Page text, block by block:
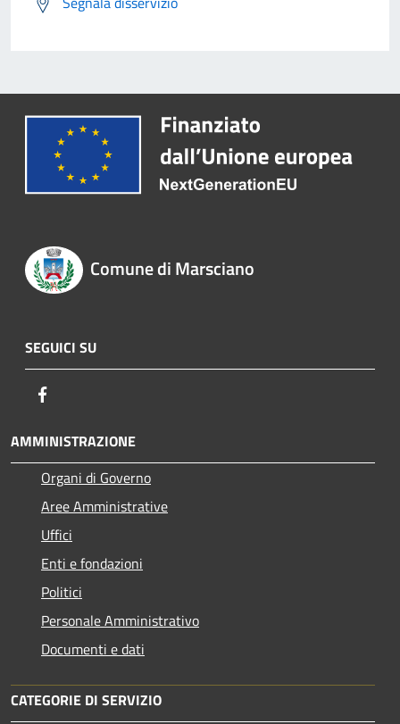
Comune di Marsciano
SEGUICI SU
AMMINISTRAZIONE
Organi di Governo
Aree Amministrative
Uffici
Enti e fondazioni
Politici
Personale Amministrativo
Documenti e dati
CATEGORIE DI SERVIZIO